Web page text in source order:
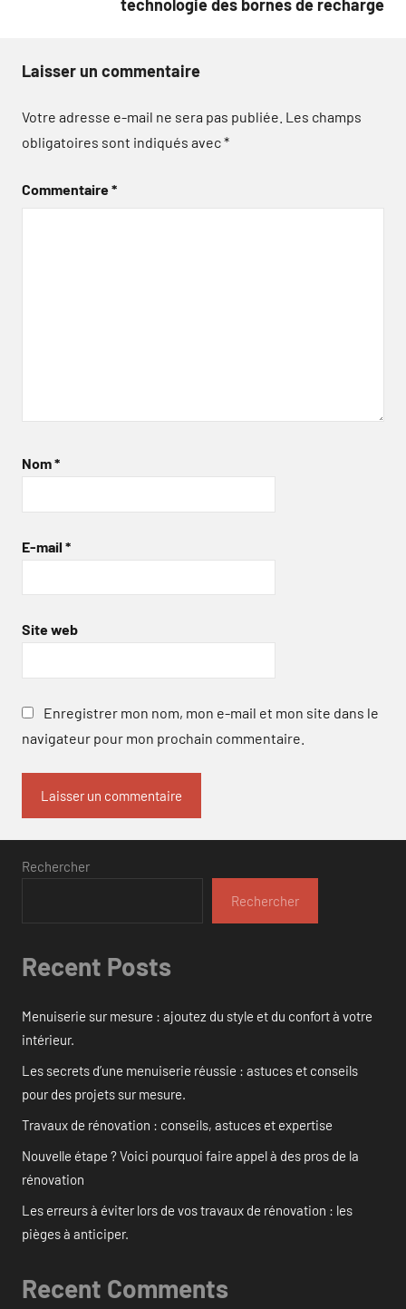
technologie des bornes de recharge
Laisser un commentaire
Votre adresse e-mail ne sera pas publiée. Les champs
obligatoires sont indiqués avec*
Commentaire*
Nom*
E-mail *
Site web
Enregistrer mon nom, mon e-mail et mon site dans le
navigateur pour mon prochain commentaire.
Rechercher
Rechercher
Recent Posts
Menuiserie sur mesure : ajoutez du style et du confort à votre
intérieur.
Les secrets d’une menuiserie réussie : astuces et conseils
pour des projets sur mesure.
Travaux de rénovation : conseils, astuces et expertise
Nouvelle étape ? Voici pourquoi faire appel à des pros de la
rénovation
Les erreurs à éviter lors de vos travaux de rénovation : les
pièges à anticiper.
Recent Comments